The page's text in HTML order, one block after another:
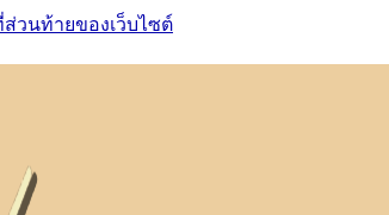
วนท้ายของเว็บไซต์